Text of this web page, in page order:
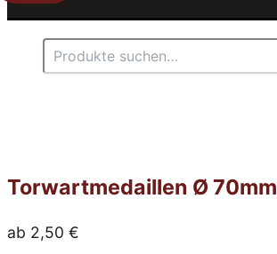
Suchen
Torwartmedaillen Ø 70mm
ab 2,50 €